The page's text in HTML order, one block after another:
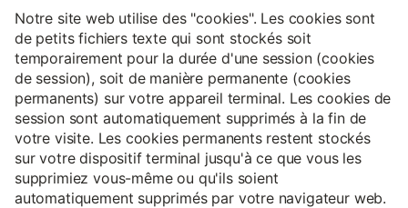
Notre site web utilise des "cookies". Les cookies sont
de petits fichiers texte qui sont stockés soit
temporairement pour la durée d'une session (cookies
de session), soit de manière permanente (cookies
permanents) sur votre appareil terminal. Les cookies de
session sont automatiquement supprimés à la fin de
votre visite. Les cookies permanents restent stockés
sur votre dispositif terminal jusqu'à ce que vous les
supprimiez vous-même ou qu'ils soient
automatiquement supprimés par votre navigateur web.